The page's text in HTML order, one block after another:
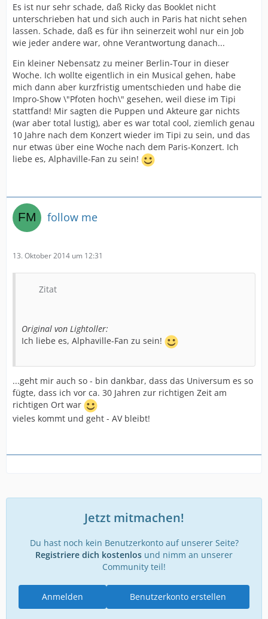
Es ist nur sehr schade, daß Ricky das Booklet nicht
unterschrieben hat und sich auch in Paris hat nicht sehen
lassen. Schade, daß es für ihn seinerzeit wohl nur ein Job
wie jeder andere war, ohne Verantwortung danach...
Ein kleiner Nebensatz zu meiner Berlin-Tour in dieser
Woche. Ich wollte eigentlich in ein Musical gehen, habe
mich dann aber kurzfristig umentschieden und habe die
Impro-Show \"Pfoten hoch\" gesehen, weil diese im Tipi
stattfand! Mir sagten die Puppen und Akteure gar nichts
(war aber total lustig), aber es war total cool, ziemlich genau
10 Jahre nach dem Konzert wieder im Tipi zu sein, und das
nur etwas über eine Woche nach dem Paris-Konzert. Ich
liebe es, Alphaville-Fan zu sein!
follow me
13. Oktober 2014 um 12:31
Zitat
Original von Lightoller:
Ich liebe es, Alphaville-Fan zu sein!
...geht mir auch so - bin dankbar, dass das Universum es so
fügte, dass ich vor ca. 30 Jahren zur richtigen Zeit am
richtigen Ort war
vieles kommt und geht - AV bleibt!
Jetzt mitmachen!
Du hast noch kein Benutzerkonto auf unserer Seite?
Registriere dich kostenlos und nimm an unserer
Community teil!
Benutzerkonto erstellen
Anmelden